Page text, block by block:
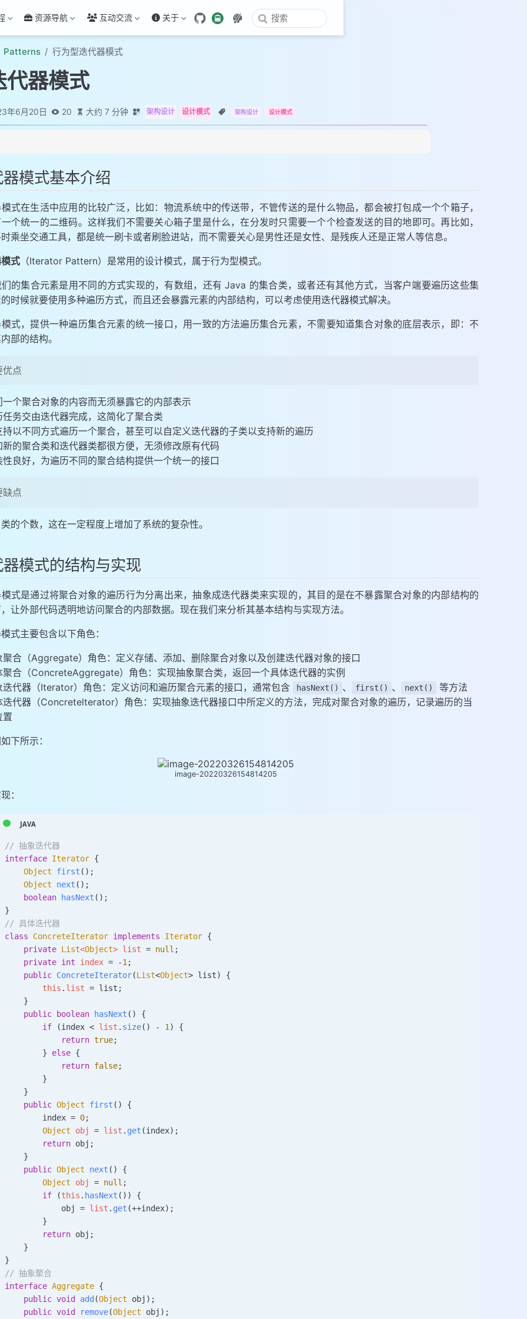
资源导航 互动交流 关于
Patterns 行为型迭代器模式
代器模式
年6月20日 20 大约 7 分钟 架构设计 设计模式 架构设计 设计模式
实现
代器模式剖析
项和细节
景
模式基本介绍
式在生活中应用的比较广泛，比如：物流系统中的传送带，不管传送的是什么物品，都会被打包成一个个箱子，
个统一的二维码。这样我们不需要关心箱子里是什么，在分发时只需要一个个检查发送的目的地即可。再比如，
乘坐交通工具，都是统一刷卡或者刷脸进站，而不需要关心是男性还是女性、是残疾人还是正常人等信息。
式 （Iterator Pattern）是常用的设计模式，属于行为型模式。
的集合元素是用不同的方式实现的，有数组，还有 Java 的集合类，或者还有其他方式，当客户端要遍历这些集
时候就要使用多种遍历方式，而且还会暴露元素的内部结构，可以考虑使用迭代器模式解决。
式，提供一种遍历集合元素的统一接口，用一致的方法遍历集合元素，不需要知道集合对象的底层表示，即：不
部的结构。
优点
一个聚合对象的内容而无须暴露它的内部表示
任务交由迭代器完成，这简化了聚合类
持以不同方式遍历一个聚合，甚至可以自定义迭代器的子类以支持新的遍历
新的聚合类和迭代器类都很方便，无须修改原有代码
性良好，为遍历不同的聚合结构提供一个统一的接口
缺点
的个数，这在一定程度上增加了系统的复杂性。
模式的结构与实现
式是通过将聚合对象的遍历行为分离出来，抽象成迭代器类来实现的，其目的是在不暴露聚合对象的内部结构的
让外部代码透明地访问聚合的内部数据。现在我们来分析其基本结构与实现方法。
式主要包含以下角色：
聚合（Aggregate）角色：定义存储、添加、删除聚合对象以及创建迭代器对象的接口
聚合（ConcreteAggregate）角色：实现抽象聚合类，返回一个具体迭代器的实例
迭代器（Iterator）角色：定义访问和遍历聚合元素的接口，通常包含
hasNext() 、 first() 、 next()
等方法
迭代器（Concretelterator）角色：实现抽象迭代器接口中所定义的方法，完成对聚合对象的遍历，记录遍历的当
置
下所示：
image-20220326154814205
：
// 抽象迭代器
interface Iterator {
    Object
first ();
    Object
next ();
    boolean
hasNext ();
}
// 具体迭代器
class ConcreteIterator implements Iterator {
    private
List<Object> list = null ;
    private
int index = -1;
    public
ConcreteIterator(List<Object> list)
{
        this
. list = list;
    }
    public
boolean hasNext ()
{
        if
(index < list . size() - 1) {
            return
true;
        }
else {
            return
false;
        }
    }
    public
Object first ()
{
        index
= 0;
        Object
obj = list . get (index);
        return
obj;
    }
    public
Object next ()
{
        Object
obj = null ;
        if
(this . hasNext ()) {
            obj
= list . get (++index);
        }
        return
obj;
    }
}
// 抽象聚合
interface Aggregate {
    public
void add (Object obj );
    public
void remove(Object obj );